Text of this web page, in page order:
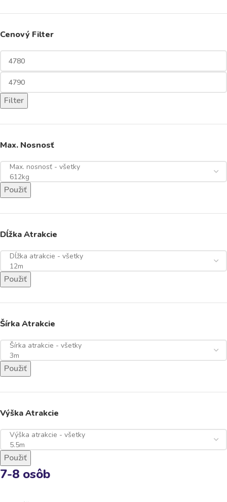
Cenový Filter
Filter
Max. Nosnosť
Použiť
Dĺžka Atrakcie
Použiť
Šírka Atrakcie
Použiť
Výška Atrakcie
Použiť
7-8 osôb